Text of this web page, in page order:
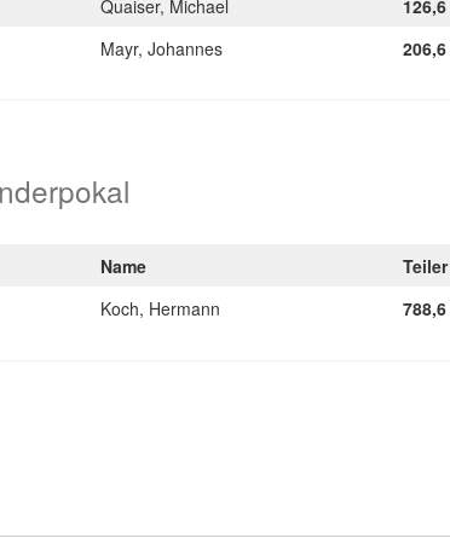
Quaiser, Michael
126,6
Mayr, Johannes 206,6
Name
Teiler
Koch, Hermann 788,6